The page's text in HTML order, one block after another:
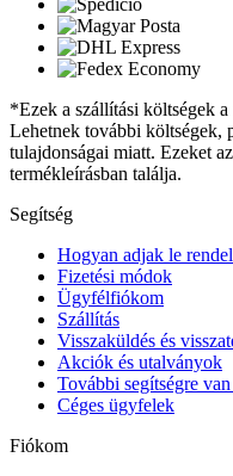
*Ezek a szállítási költségek
Lehetnek további költségek,
tulajdonságai miatt. Ezeket
termékleírásban találja.
Segítség
Hogyan adjak le
Fizetési módok
Ügyfélfiókom
Szállítás
Visszaküldés és
Akciók és utalványok
További segítségre
Céges ügyfelek
Fiókom